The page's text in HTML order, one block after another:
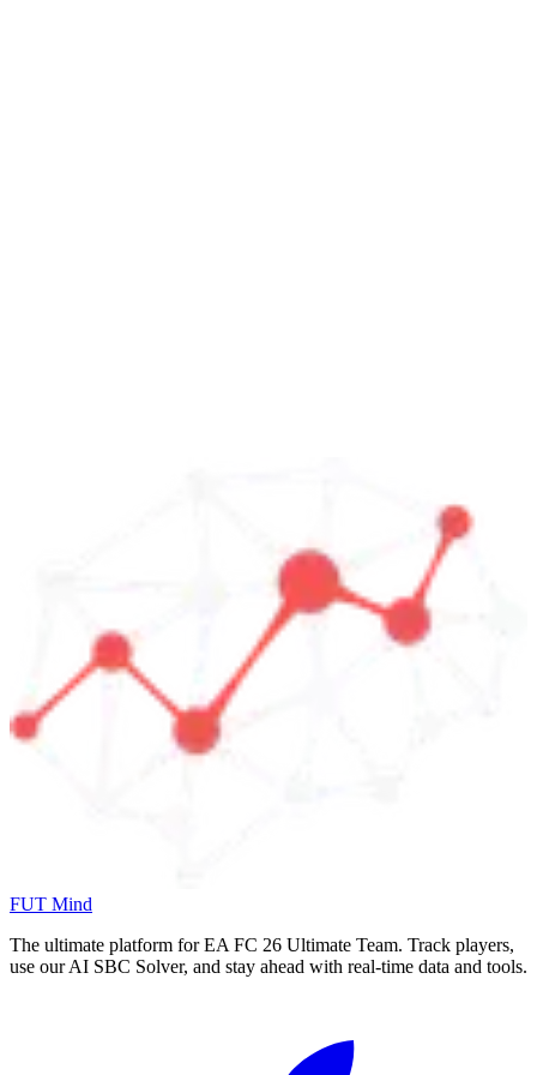
FUT Mind
The ultimate platform for EA FC 26 Ultimate Team. Track players,
use our AI SBC Solver, and stay ahead with real-time data and tools.